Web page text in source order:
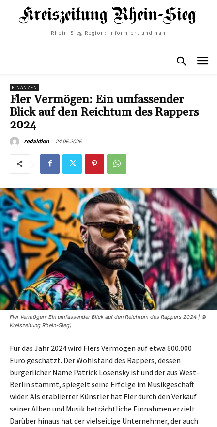
Rhein-Sieg Region: informiert und nah
FINANZEN
Fler Vermögen: Ein umfassender
Blick auf den Reichtum des Rappers
2024
redaktion 24.06.2026
Fler Vermögen: Ein umfassender Blick auf den Reichtum des Rappers 2024 | ©
Kreiszeitung Rhein-Sieg)
Für das Jahr 2024 wird Flers Vermögen auf etwa 800.000
Euro geschätzt. Der Wohlstand des Rappers, dessen
bürgerlicher Name Patrick Losensky ist und der aus West-
Berlin stammt, spiegelt seine Erfolge im Musikgeschäft
wider. Als etablierter Künstler hat Fler durch den Verkauf
seiner Alben und Musik beträchtliche Einnahmen erzielt.
Darüber hinaus hat der vielseitige Unternehmer, der auch